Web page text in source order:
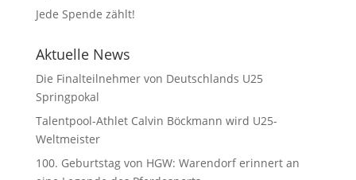
Jede Spende zählt!
Aktuelle News
Die Finalteilnehmer von Deutschlands U25
Springpokal
Talentpool-Athlet Calvin Böckmann wird U25-
Weltmeister
100. Geburtstag von HGW: Warendorf erinnert an